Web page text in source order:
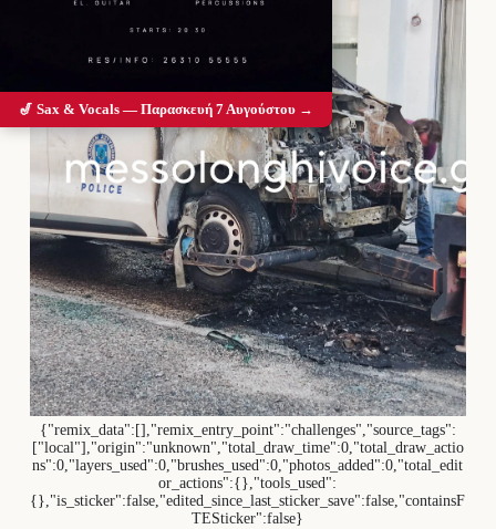
{"remix_data":[],"remix_entry_point":"challenges","source_tags":
["local"],"origin":"unknown","total_draw_time":0,"total_draw_actio
ns":0,"layers_used":0,"brushes_used":0,"photos_added":0,"total_edit
or_actions":{},"tools_used":
{},"is_sticker":false,"edited_since_last_sticker_save":false,"containsF
TESticker":false}
🎷 Sax & Vocals — Παρασκευή 7 Αυγούστου →